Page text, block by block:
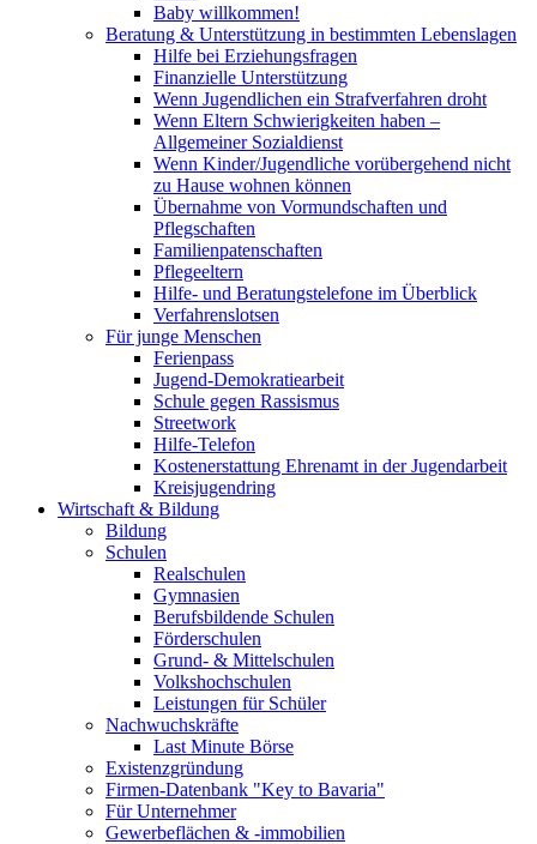
Baby willkommen!
Beratung & Unterstützung in bestimmten Lebenslagen
Hilfe bei Erziehungsfragen
Finanzielle Unterstützung
Wenn Jugendlichen ein Strafverfahren droht
Wenn Eltern Schwierigkeiten haben –
Allgemeiner Sozialdienst
Wenn Kinder/Jugendliche vorübergehend nicht
zu Hause wohnen können
Übernahme von Vormundschaften und
Pflegschaften
Familienpatenschaften
Pflegeeltern
Hilfe- und Beratungstelefone im Überblick
Verfahrenslotsen
Für junge Menschen
Ferienpass
Jugend-Demokratiearbeit
Schule gegen Rassismus
Streetwork
Hilfe-Telefon
Kostenerstattung Ehrenamt in der Jugendarbeit
Kreisjugendring
Wirtschaft & Bildung
Bildung
Schulen
Realschulen
Gymnasien
Berufsbildende Schulen
Förderschulen
Grund- & Mittelschulen
Volkshochschulen
Leistungen für Schüler
Nachwuchskräfte
Last Minute Börse
Existenzgründung
Firmen-Datenbank "Key to Bavaria"
Für Unternehmer
Gewerbeflächen & -immobilien